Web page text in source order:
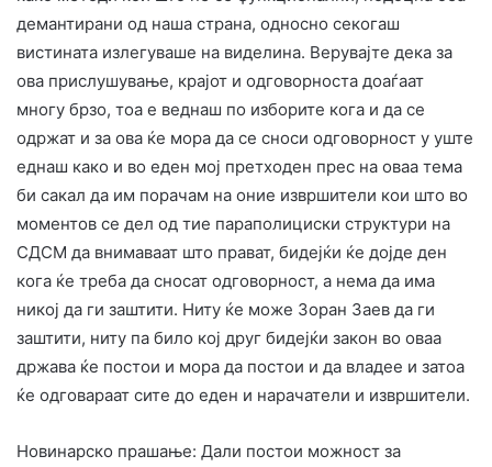
демантирани од наша страна, односно секогаш
вистината излегуваше на виделина. Верувајте дека за
ова прислушување, крајот и одговорноста доаѓаат
многу брзо, тоа е веднаш по изборите кога и да се
одржат и за ова ќе мора да се сноси одговорност у уште
еднаш како и во еден мој претходен прес на оваа тема
би сакал да им порачам на оние извршители кои што во
моментов се дел од тие параполициски структури на
СДСМ да внимаваат што прават, бидејќи ќе дојде ден
кога ќе треба да сносат одговорност, а нема да има
никој да ги заштити. Ниту ќе може Зоран Заев да ги
заштити, ниту па било кој друг бидејќи закон во оваа
држава ќе постои и мора да постои и да владее и затоа
ќе одговараат сите до еден и нарачатели и извршители.
Новинарско прашање: Дали постои можност за